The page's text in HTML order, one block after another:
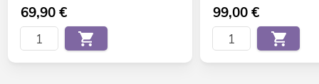
69,90€ 99,00€